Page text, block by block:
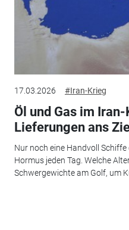
17.03.2026 #Iran-Krieg
Öl und Gas im
Lieferungen ans
Nur noch eine Handvoll
Hormus jeden Tag. Welche
Schwergewichte am Golf, um